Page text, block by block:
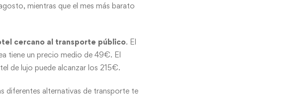
mientras que el mes más barato
cercano al transporte público. El
tiene un precio medio de 49€. El
de lujo puede alcanzar los 215€.
diferentes alternativas de transporte te